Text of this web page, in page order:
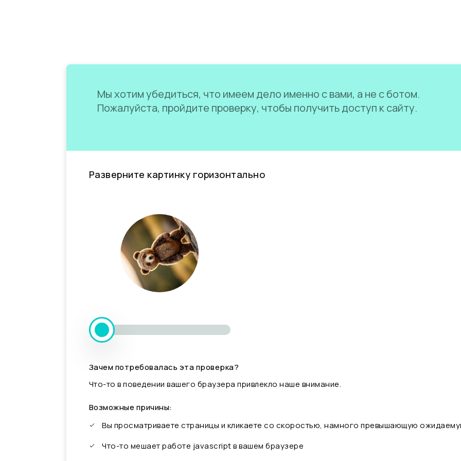
Мы хотим убедиться, что имеем дело именно с вами, а не с ботом.
Пожалуйста, пройдите проверку, чтобы получить доступ к сайту.
Разверните картинку горизонтально
Зачем потребовалась эта проверка?
Что-то в поведении вашего браузера привлекло наше внимание.
Возможные причины:
Вы просматриваете страницы и кликаете со скоростью, намного превышающую
Что-то мешает работе javascript в вашем браузере